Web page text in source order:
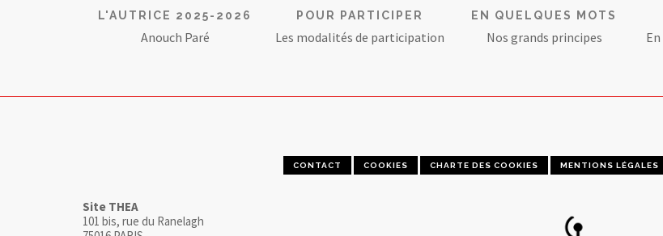
L'AUTRICE 2025-2026
Anouch Paré
POUR PARTICIPER
Les modalités de participation
EN QUELQUES MOTS
Nos grands principes
CONTACT COOKIES CHARTE DES COOKIES MENTIONS LÉGALES
Site THEA
101 bis, rue du Ranelagh